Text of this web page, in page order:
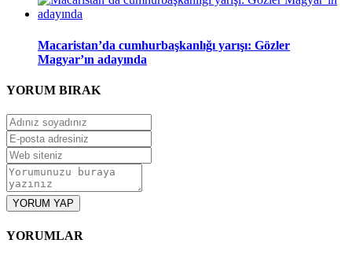
Macaristan’da cumhurbaşkanlığı yarışı: Gözler
Magyar’ın adayında
YORUM BIRAK
YORUM YAP
YORUMLAR